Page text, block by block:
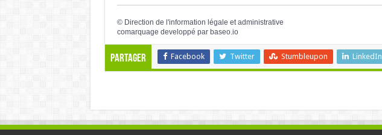
© Direction de l'information légale et administrative
comarquage developpé par baseo.io
Partager Facebook Twitter Stumbleupon LinkedIn